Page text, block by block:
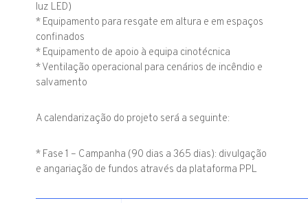
luz LED)
* Equipamento para resgate em altura e em espaços
confinados
* Equipamento de apoio à equipa cinotécnica
* Ventilação operacional para cenários de incêndio e
salvamento
A calendarização do projeto será a seguinte:
* Fase 1 – Campanha (90 dias a 365 dias): divulgação
e angariação de fundos através da plataforma PPL